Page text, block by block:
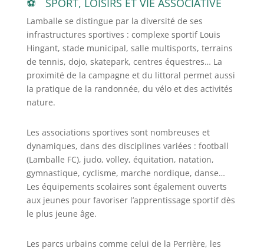
SPORT, LOISIRS ET VIE ASSOCIATIVE
Lamballe se distingue par la diversité de ses
infrastructures sportives : complexe sportif Louis
Hingant, stade municipal, salle multisports, terrains
de tennis, dojo, skatepark, centres équestres… La
proximité de la campagne et du littoral permet aussi
la pratique de la randonnée, du vélo et des activités
nature.
Les associations sportives sont nombreuses et
dynamiques, dans des disciplines variées : football
(Lamballe FC), judo, volley, équitation, natation,
gymnastique, cyclisme, marche nordique, danse…
Les équipements scolaires sont également ouverts
aux jeunes pour favoriser l’apprentissage sportif dès
le plus jeune âge.
Les parcs urbains comme celui de la Perrière, les